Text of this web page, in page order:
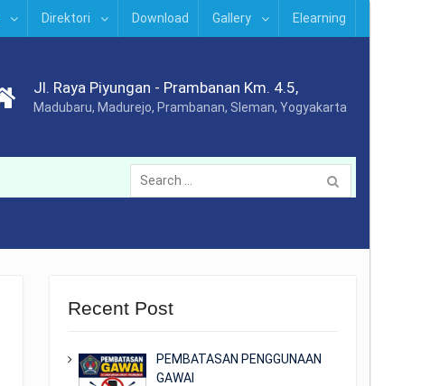
Direktori Download Gallery Elearning
Jl. Raya Piyungan - Prambanan Km. 4.5,
Madubaru, Madurejo, Prambanan, Sleman, Yogyakarta
Search
for:
Recent Post
PEMBATASAN PENGGUNAAN
GAWAI